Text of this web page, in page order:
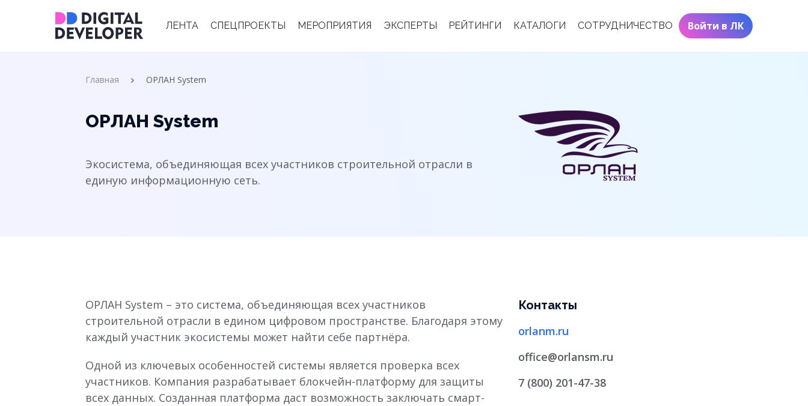
Main
ЛЕНТА СПЕЦПРОЕКТЫ МЕРОПРИЯТИЯ ЭКСПЕРТЫ РЕЙТИНГИ КАТАЛОГИ СОТРУДНИЧЕСТВО Войти в ЛК
Строка
Главная ОРЛАН System
ОРЛАН System
Экосистема, объединяющая всех участников строительной отрасли в
единую информационную сеть.
ОРЛАН System – это система, объединяющая всех участников
строительной отрасли в едином цифровом пространстве. Благодаря этому
каждый участник экосистемы может найти себе партнёра.
Одной из ключевых особенностей системы является проверка всех
участников. Компания разрабатывает блокчейн-платформу для защиты
всех данных. Созданная платформа даст возможность заключать смарт-
Контакты
orlanm.ru
office@orlansm.ru
7 (800) 201-47-38